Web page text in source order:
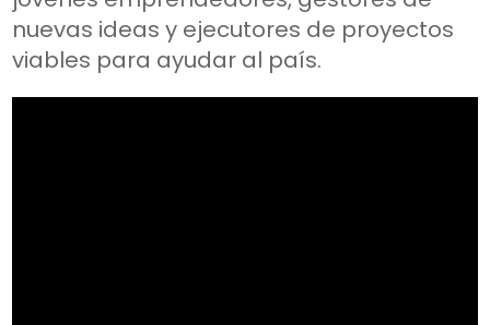
nuevas ideas y ejecutores de proyectos
viables para ayudar al país.